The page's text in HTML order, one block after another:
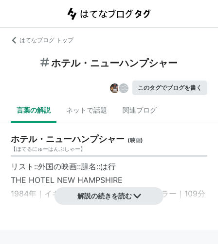
はてなブログ トップ
ホテル・ニューハンプシャー
このタグでブログを書く
言葉の解説 ネットで話題 関連ブログ
ホテル・ニューハンプシャー (映画)
【ほてるにゅーはんぷしゃー】
リスト::外国の映画::題名::は行
THE HOTEL NEW HAMPSHIRE
1984年｜イギリス、カナダ、アメリカ｜カラー｜109分
解説の続きを読む